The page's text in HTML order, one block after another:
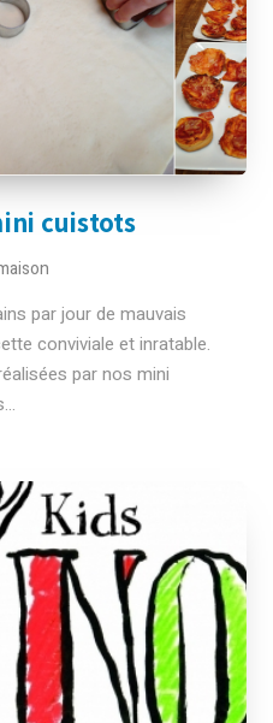
cuistots
par jour de mauvais
conviviale et inratable.
par nos mini